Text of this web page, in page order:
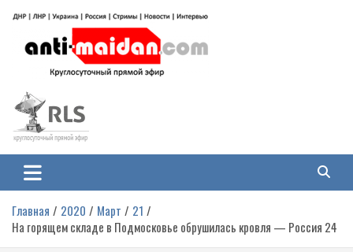
содержимому
Антимайдан: Гражданская война
на Украине
гражданской войне на Украине, включая события в Новороссии, ДНР,
ЛНР и других регионах.
Главная 2020 Март
21
На горящем складе в Подмосковье обрушилась кровля — Россия 24